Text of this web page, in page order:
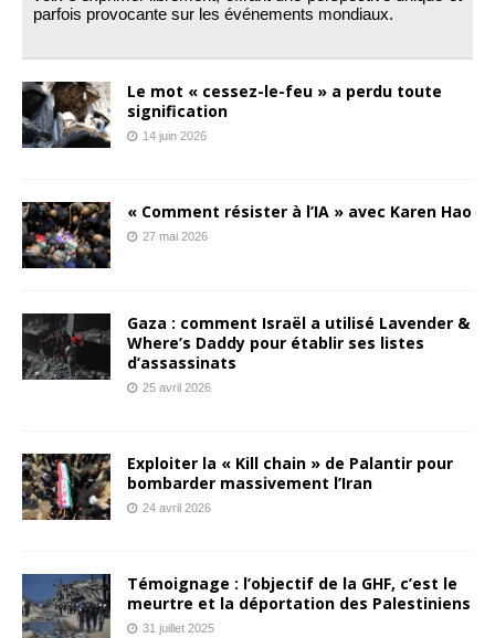
parfois provocante sur les événements mondiaux.
Le mot « cessez-le-feu » a perdu toute
signification
14 juin 2026
« Comment résister à l’IA » avec Karen Hao
27 mai 2026
Gaza : comment Israël a utilisé Lavender &
Where’s Daddy pour établir ses listes
d’assassinats
25 avril 2026
Exploiter la « Kill chain » de Palantir pour
bombarder massivement l’Iran
24 avril 2026
Témoignage : l’objectif de la GHF, c’est le
meurtre et la déportation des Palestiniens
31 juillet 2025